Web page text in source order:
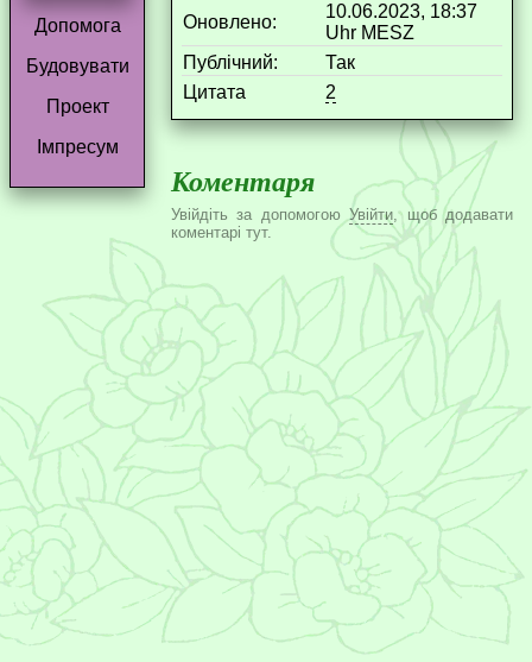
Допомога
Будовувати
Проект
Імпресум
Оновлено:
10.06.2023, 18:37
Uhr MESZ
Публічний:
Так
Цитата
2
Коментаря
Увійдіть за допомогоюУвійти , щоб додавати
коментарі тут.